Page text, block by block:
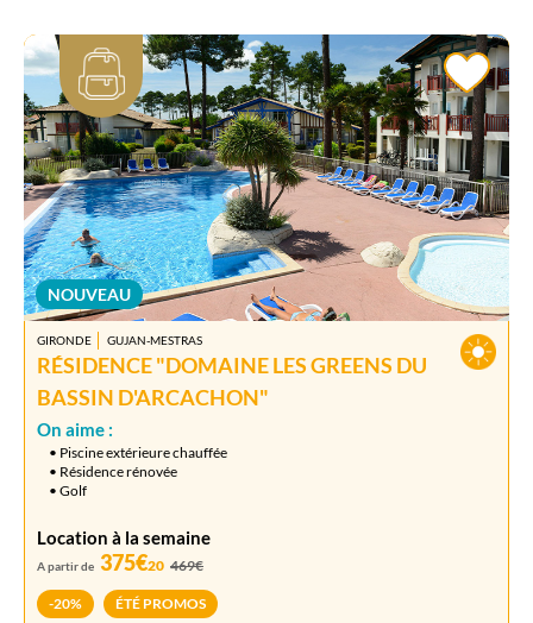
NOUVEAU
GIRONDE GUJAN-MESTRAS
RÉSIDENCE "DOMAINE LES GREENS DU
BASSIN D'ARCACHON"
On aime :
• Piscine extérieure chauffée
• Résidence rénovée
• Golf
Location à la semaine
A partir de 375€20 469€
-20% ÉTÉ PROMOS